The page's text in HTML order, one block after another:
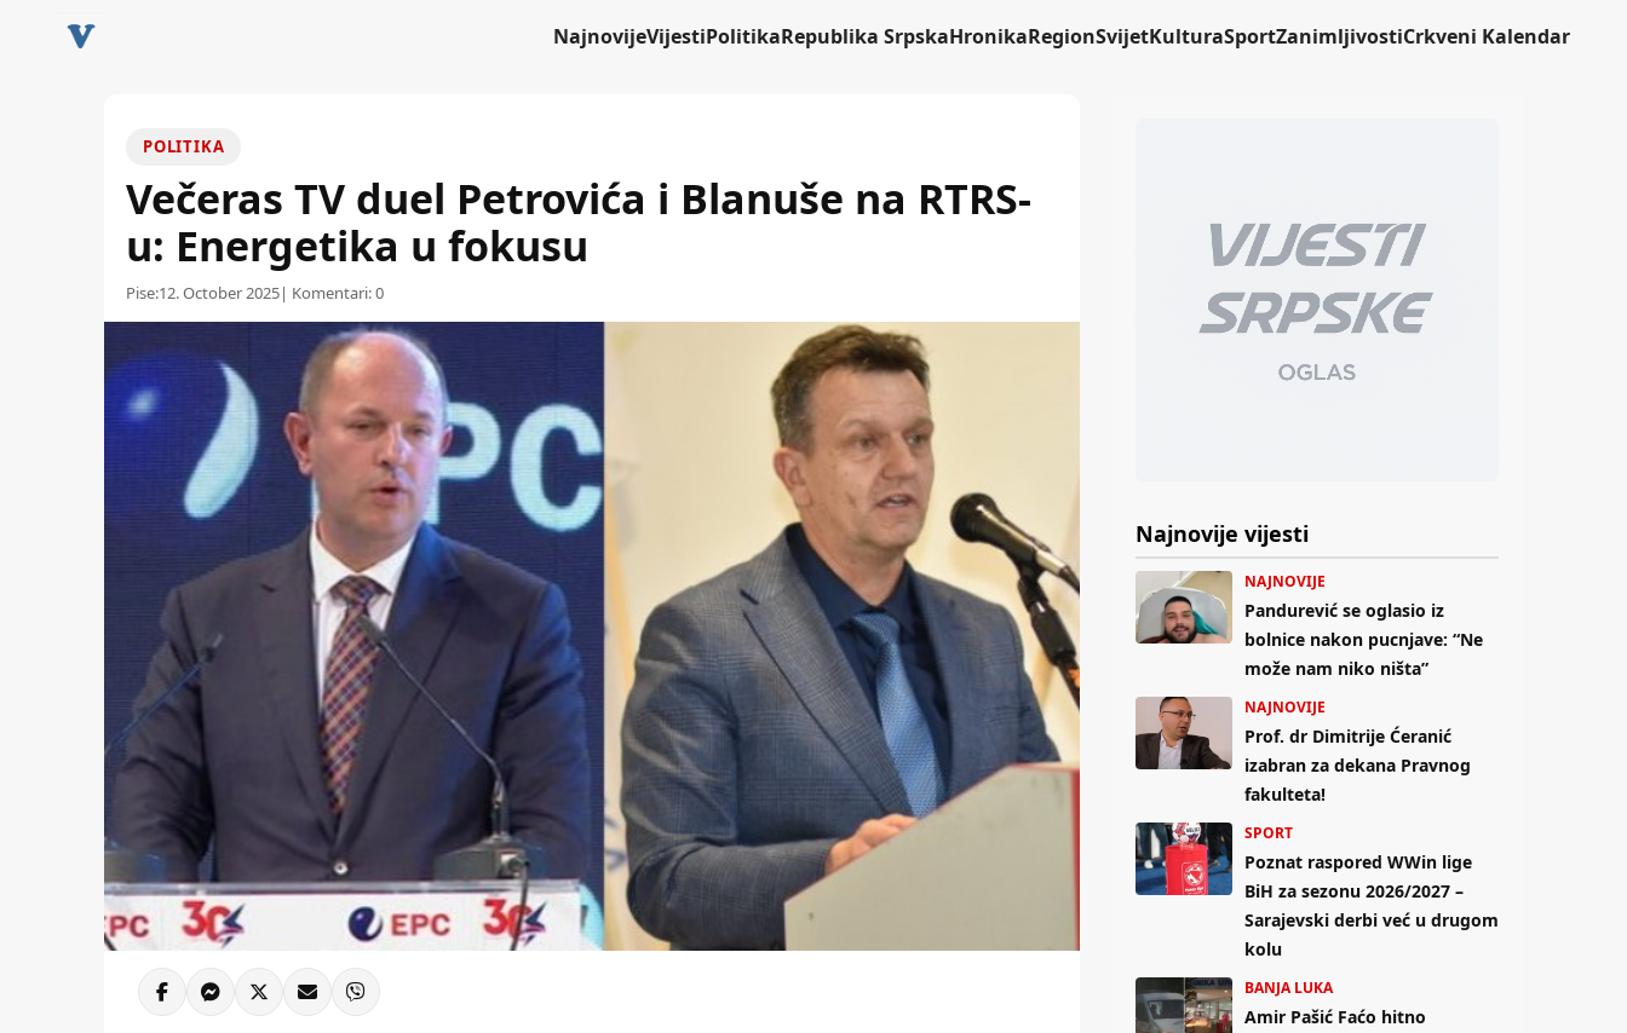
NajnovijeVijestiPolitikaRepublika SrpskaHronikaRegionSvijetKulturaSportZanimljivostiCrkveni Kalendar
POLITIKA
Večeras TV duel Petrovića i Blanuše na RTRS-
u: Energetika u fokusu
Pise:12. October 2025| Komentari:0
Najnovije vijesti
NAJNOVIJE
Pandurević se oglasio iz
bolnice nakon pucnjave: “Ne
može nam niko ništa”
NAJNOVIJE
Prof. dr Dimitrije Ćeranić
izabran za dekana Pravnog
fakulteta!
SPORT
Poznat raspored WWin lige
BiH za sezonu 2026/2027 –
Sarajevski derbi već u drugom
kolu
BANJA LUKA
Amir Pašić Faćo hitno